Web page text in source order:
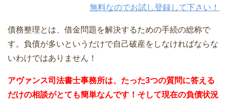
無料なのでお試し登録して下さい！
債務整理とは、借金問題を解決するための手続の総称で
す。負債が多いというだけで自己破産をしなければならな
いわけではありません！
アヴァンス司法書士事務所は、 たった3つの質問に答える
だけの相談がとても簡単なんです！そして現在の負債状況